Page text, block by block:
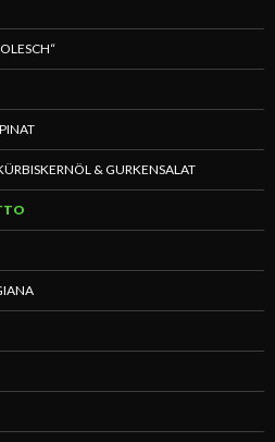
& GURKENSALAT